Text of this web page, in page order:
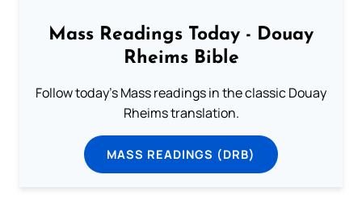
Mass Readings Today - Douay
Rheims Bible
Follow today's Mass readings in the classic Douay
Rheims translation.
MASS READINGS (DRB)